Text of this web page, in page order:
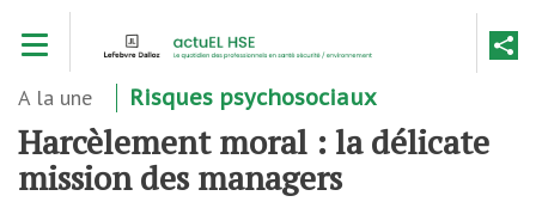
contenu
A la une Risques psychosociaux
Harcèlement moral : la délicate
mission des managers